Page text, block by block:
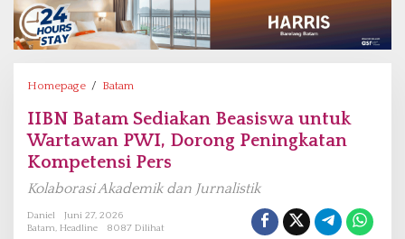
Homepage / Batam
B
N
B
t
m
IIBN Batam Sediakan Beasiswa untuk
Wartawan PWI, Dorong Peningkatan
Kompetensi Pers
Kolaborasi Akademik dan Jurnalistik
Daniel
Juni 27, 2026
Batam, Headline 8087 Dilihat